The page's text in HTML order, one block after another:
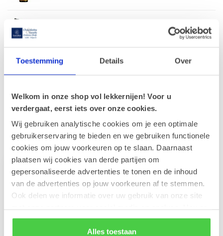
Toestemming Details Over
Welkom in onze shop vol lekkernijen! Voor u
verdergaat, eerst iets over onze cookies.
Wij gebruiken analytische cookies om je een optimale
gebruikerservaring te bieden en we gebruiken functionele
cookies om jouw voorkeuren op te slaan. Daarnaast
plaatsen wij cookies van derde partijen om
gepersonaliseerde advertenties te tonen en de inhoud
van de advertenties op jouw voorkeuren af te stemmen.
Ook delen we informatie over uw gebruik van onze site
rekening mee dat als je bepaalde cookies blokkeert, het
de correcte werking van de website kan verstoren.
Alles toestaan
€79,90
Leonidas 500g Pralines en fles
Recent bekeken